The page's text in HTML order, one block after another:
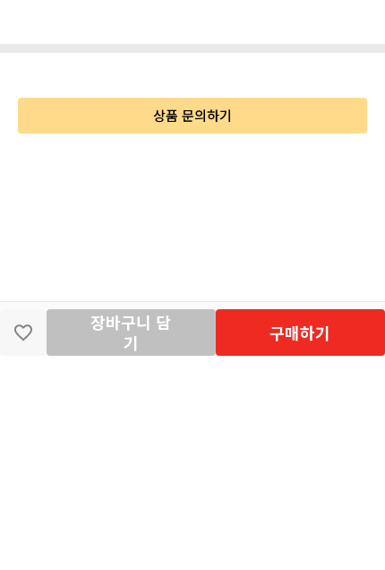
상품 문의하기
장바구니 담
기
구매하기
딴지마켓이용약관개인정보처리방침
공지사항